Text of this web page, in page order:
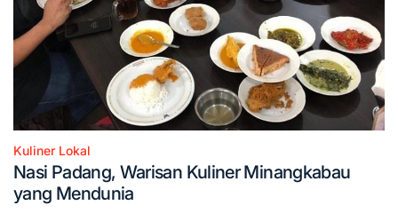
Posted
in
Kuliner Lokal
Nasi Padang, Warisan Kuliner Minangkabau
yang Mendunia